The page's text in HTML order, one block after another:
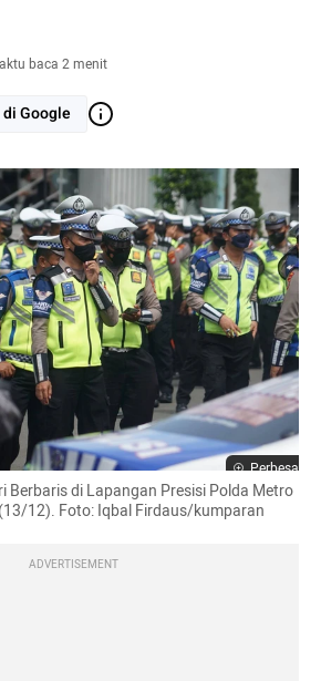
baca 2 menit
Google
Perbesar
Berbaris di Lapangan Presisi Polda Metro
12). Foto: Iqbal Firdaus/kumparan
ADVERTISEMENT